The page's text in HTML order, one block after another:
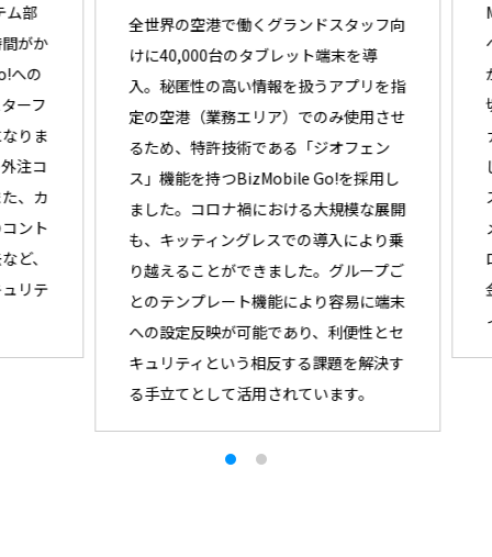
か
の
フ
ま
コ
カ
ト
、
テ
全世界の空港で働くグランドスタッフ向
けに40,000台のタブレット端末を導
入。秘匿性の高い情報を扱うアプリを指
定の空港（業務エリア）でのみ使用させ
るため、特許技術である「ジオフェン
ス」機能を持つBizMobile Go!を採用し
ました。コロナ禍における大規模な展開
も、キッティングレスでの導入により乗
り越えることができました。グループご
とのテンプレート機能により容易に端末
への設定反映が可能であり、利便性とセ
キュリティという相反する課題を解決す
る手立てとして活用されています。